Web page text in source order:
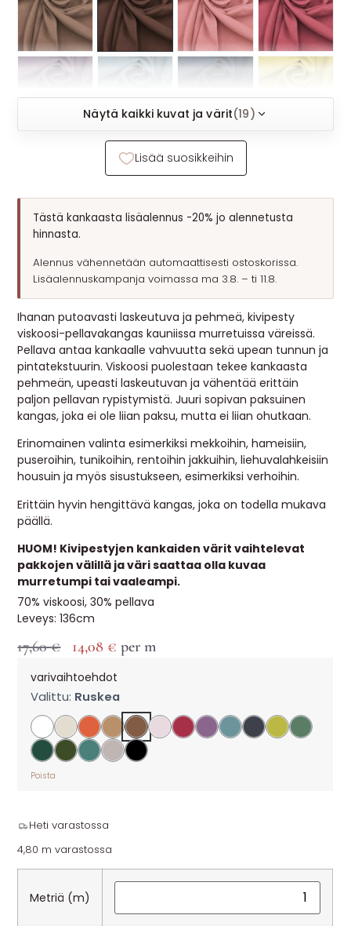
MUUT
🔖 OUTLET
USEIN KYSYTTYÄ
Tästä kankaasta lisäalennus -20% jo alennetusta
hinnasta.
Alennus vähennetään automaattisesti ostoskorissa.
Lisäalennuskampanja voimassa ma 3.8. – ti 11.8.
Ihanan putoavasti laskeutuva ja pehmeä, kivipesty
viskoosi-pellavakangas kauniissa murretuissa väreissä.
Pellava antaa kankaalle vahvuutta sekä upean tunnun ja
pintatekstuurin. Viskoosi puolestaan tekee kankaasta
pehmeän, upeasti laskeutuvan ja vähentää erittäin
paljon pellavan rypistymistä. Juuri sopivan paksuinen
kangas, joka ei ole liian paksu, mutta ei liian ohutkaan.
Erinomainen valinta esimerkiksi mekkoihin, hameisiin,
puseroihin, tunikoihin, rentoihin jakkuihin, liehuvalahkeisiin
housuin ja myös sisustukseen, esimerkiksi verhoihin.
Erittäin hyvin hengittävä kangas, joka on todella mukava
päällä.
HUOM! Kivipestyjen kankaiden värit vaihtelevat
pakkojen välillä ja väri saattaa olla kuvaa
murretumpi tai vaaleampi.
70% viskoosi, 30% pellava
Leveys: 136cm
17,60€ 14,08 € per m
varivaihtoehdot
Valittu: Ruskea
Poista
Heti varastossa
4,80 m varastossa
Metriä (m)
Näytä kaikki kuvat ja värit(19)
Lisää suosikkeihin